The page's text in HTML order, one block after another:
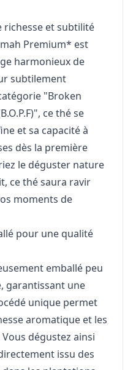
et subtilité
Premium* est
harmonieux de
subtilement
"Broken
ce thé se
et sa capacité à
dès la première
le déguster nature
ce thé saura ravir
moments de
pour une qualité
emballé peu
garantissant une
unique permet
aromatique et les
dégustez ainsi
issu des